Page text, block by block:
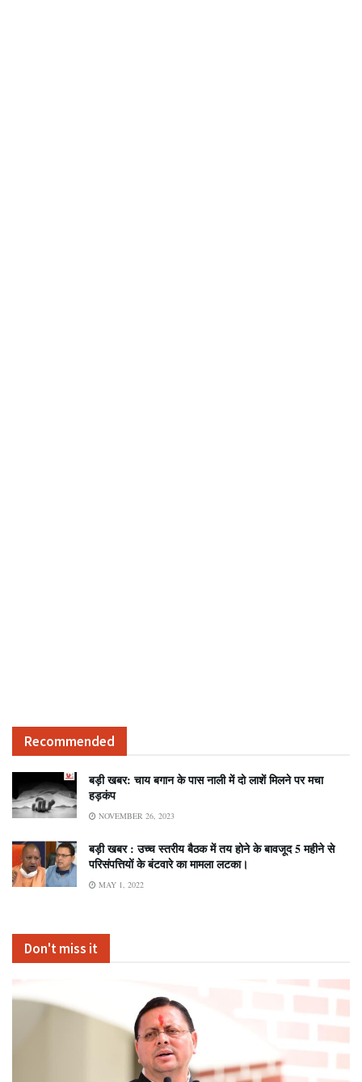
Recommended
बड़ी खबर: चाय बगान के पास नाली में दो लाशें मिलने पर मचा
हड़कंप
NOVEMBER 26, 2023
बड़ी खबर : उच्च स्तरीय बैठक में तय होने के बावजूद 5 महीने से
परिसंपत्तियों के बंटवारे का मामला लटका।
MAY 1, 2022
Don't miss it